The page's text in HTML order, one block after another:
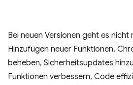
Bei neuen Versionen geht es nicht
Hinzufügen neuer Funktionen.
beheben, Sicherheitsupdates
Funktionen verbessern, Code